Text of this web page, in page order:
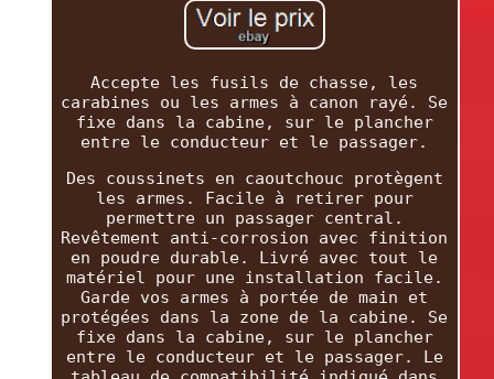
Accepte les fusils de chasse, les
carabines ou les armes à canon rayé. Se
fixe dans la cabine, sur le plancher
entre le conducteur et le passager.
Des coussinets en caoutchouc protègent
les armes. Facile à retirer pour
permettre un passager central.
Revêtement anti-corrosion avec finition
en poudre durable. Livré avec tout le
matériel pour une installation facile.
Garde vos armes à portée de main et
protégées dans la zone de la cabine. Se
fixe dans la cabine, sur le plancher
entre le conducteur et le passager. Le